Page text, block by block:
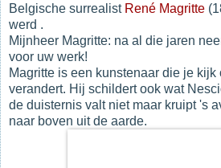
Belgische surrealist René Magritte
werd .
Mijnheer Magritte: na al die jaren
voor uw werk!
Magritte is een kunstenaar die je kijk
verandert. Hij schildert ook wat
de duisternis valt niet maar kruipt 's
naar boven uit de aarde.